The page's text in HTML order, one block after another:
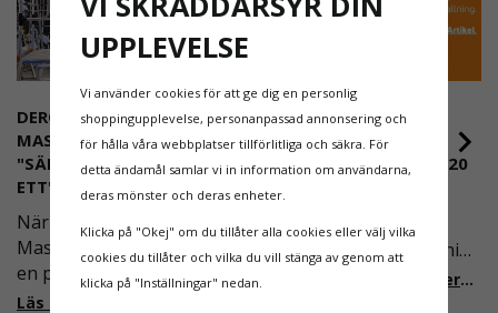
DEROME
MASKINUTHYRNING -
"SÄKERHET ÄR ALLTID PRIO
ETT"
När Derome
Maskinuthyrning behövde
en pålitlig partner inom
fallskydd och
NYA REGLER FÖR
RULLSTÄLLNING -
AFS2023:9 & EN1004:2020
Även om det kan verka
högst osannolikt så är
våra regler för rullställning
i Sverige slappare än de Läs mer om de nya reglerna!
UPPLEVELSE
Vi använder cookies för att ge dig en personlig
shoppingupplevelse, personanpassad annonsering och
för hålla våra webbplatser tillförlitliga och säkra. För
detta ändamål samlar vi in information om användarna,
deras mönster och deras enheter.
Klicka på "Okej" om du tillåter alla cookies eller välj vilka
cookies du tillåter och vilka du vill stänga av genom att
klicka på "Inställningar" nedan.